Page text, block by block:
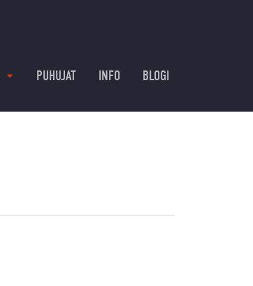
PUHUJAT INFO BLOGI